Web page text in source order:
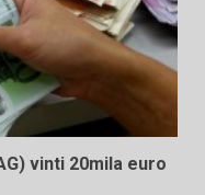
vinti 20mila euro